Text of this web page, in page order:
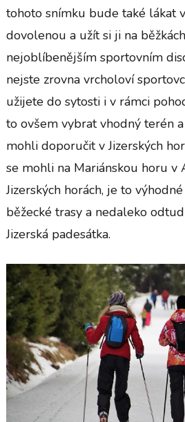
tohoto snímku bude také lákat
dovolenou a užít si ji na
nejoblíbenějším sportovním
nejste zrovna vrcholoví
užijete do sytosti i v rámci
to ovšem vybrat vhodný terén
mohli doporučit v Jizerských
se mohli na Mariánskou horu v
Jizerských horách, je to
běžecké trasy a nedaleko
Jizerská padesátka.